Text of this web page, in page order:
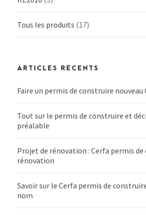
Tous les produits (17)
ARTICLES RÉCENTS
Faire un permis de construire nouveau
Tout sur le permis de construire et
préalable
Projet de rénovation : Cerfa permis
rénovation
Savoir sur le Cerfa permis de
nom